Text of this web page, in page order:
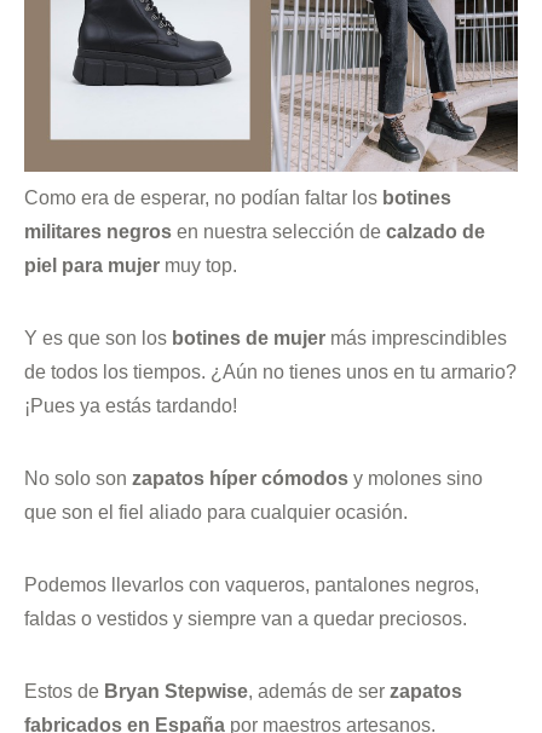
Como era de esperar, no podían faltar los botines
militares negros en nuestra selección de calzado de
piel para mujer muy top.
Y es que son los botines de mujer más imprescindibles
de todos los tiempos. ¿Aún no tienes unos en tu armario?
¡Pues ya estás tardando!
No solo son zapatos híper cómodos y molones sino
que son el fiel aliado para cualquier ocasión.
Podemos llevarlos con vaqueros, pantalones negros,
faldas o vestidos y siempre van a quedar preciosos.
Estos de Bryan Stepwise, además de ser zapatos
fabricados en España por maestros artesanos.